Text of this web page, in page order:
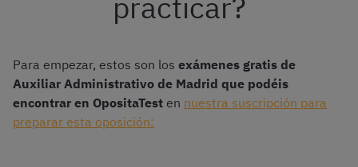
Para empezar, estos son los exámenes gratis de
Auxiliar Administrativo de Madrid que podéis
encontrar en OpositaTest en nuestra suscripción para
preparar esta oposición: